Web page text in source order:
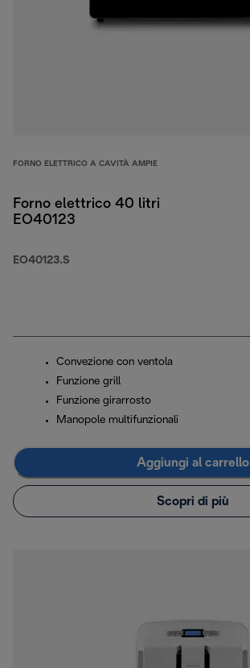
FORNO ELETTRICO A CAVITÀ AMPIE
Forno elettrico 40 litri
EO40123
EO40123.S
Convezione con ventola
Funzione grill
Funzione girarrosto
Manopole multifunzionali
Aggiungi al carrello
Scopri di più